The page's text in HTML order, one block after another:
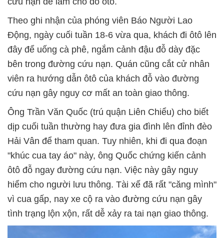
Theo ghi nhận của phóng viên Báo Người Lao
Động, ngày cuối tuần 18-6 vừa qua, khách đi ôtô lên
đây để uống cà phê, ngắm cảnh đậu đỗ dày đặc
bên trong đường cứu nạn. Quán cũng cắt cử nhân
viên ra hướng dẫn ôtô của khách đỗ vào đường
cứu nạn gây nguy cơ mất an toàn giao thông.
Ông Trần Văn Quốc (trú quận Liên Chiểu) cho biết
dịp cuối tuần thường hay đưa gia đình lên đỉnh đèo
Hải Vân để tham quan. Tuy nhiên, khi đi qua đoạn
"khúc cua tay áo" này, ông Quốc chứng kiến cảnh
ôtô đỗ ngay đường cứu nạn. Việc này gây nguy
hiểm cho người lưu thông. Tài xế đã rất "căng mình"
vì cua gấp, nay xe cộ ra vào đường cứu nạn gây
tình trạng lộn xộn, rất dễ xảy ra tai nạn giao thông.